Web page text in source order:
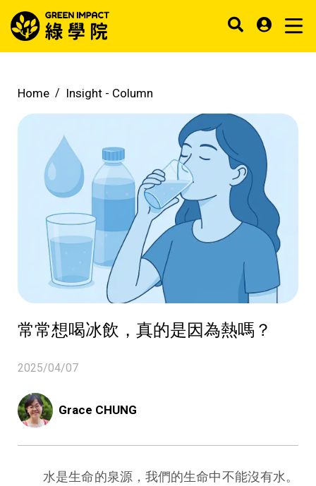
Home Insight - Column
常常想喝冰飲，真的是因為熱嗎？
2025/04/07
Grace CHUNG
水是生命的泉源，我們的生命中不能沒有水。